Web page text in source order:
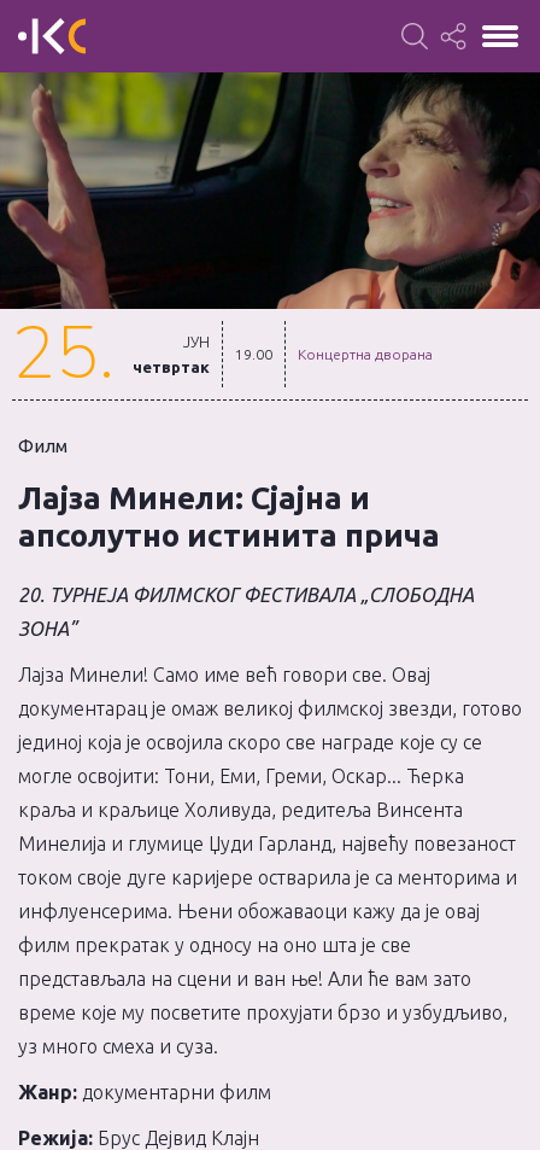
25.
ЈУН
четвртак
19.00 Концертна дворана
Филм
Лајза Минели: Сјајна и
апсолутно истинита прича
20. ТУРНЕЈА ФИЛМСКОГ ФЕСТИВАЛА „СЛОБОДНА
ЗОНА”
Лајза Минели! Само име већ говори све. Овај
документарац је омаж великој филмској звезди, готово
јединој која је освојила скоро све награде које су се
могле освојити: Тони, Еми, Греми, Оскар... Ћерка
краља и краљице Холивуда, редитеља Винсента
Минелија и глумице Џуди Гарланд, највећу повезаност
током своје дуге каријере остварила је са менторима и
инфлуенсерима. Њени обожаваоци кажу да је овај
филм прекратак у односу на оно шта је све
представљала на сцени и ван ње! Али ће вам зато
време које му посветите прохујати брзо и узбудљиво,
уз много смеха и суза.
Жанр: документарни филм
Режија: Брус Дејвид Клајн